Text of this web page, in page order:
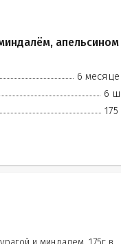
апельсином
6
6
175